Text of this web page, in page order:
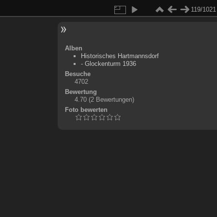
119/1021
Alben
Historisches Hartmannsdorf
- Glockenturm 1936
Besuche
4702
Bewertung
4.70 (2 Bewertungen)
Foto bewerten